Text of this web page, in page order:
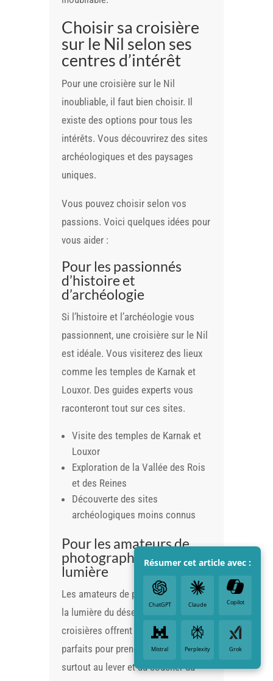
Choisir sa croisière
sur le Nil selon ses
centres d’intérêt
Pour une croisière sur le Nil
inoubliable, il faut bien choisir. Il
existe des options pour tous les
intérêts. Vous découvrirez des sites
archéologiques et des paysages
uniques.
Vous pouvez choisir selon vos
passions. Voici quelques idées pour
vous aider :
Pour les passionnés
d’histoire et
d’archéologie
Si l’histoire et l’archéologie vous
passionnent, une croisière sur le Nil
est idéale. Vous visiterez des lieux
comme les temples de Karnak et
Louxor. Des guides experts vous
raconteront tout sur ces sites.
Visite des temples de Karnak et
Louxor
Exploration de la Vallée des Rois
et des Reines
Découverte des sites
archéologiques moins connus
Pour les amateurs de
photographie et de
lumière
Les amateurs de photo adoreraient
la lumière du désert égyptien. Les
croisières offrent des moments
parfaits pour prendre des photos,
surtout au lever et au coucher du
Résumer cet article avec :
ChatGPT Claude Copilot
Mistral Perplexity Grok